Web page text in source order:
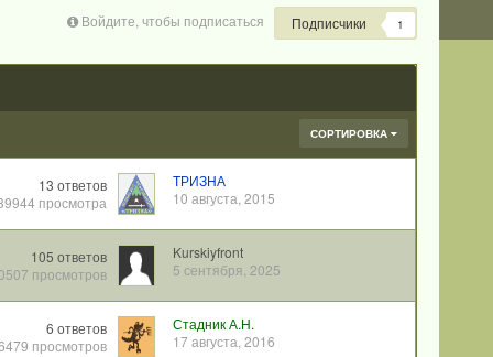
Войдите, чтобы подписаться Подписчики 1
СОРТИРОВКА
13 ответов
просмотра
ТРИЗНА
10 августа, 2015
105 ответов
просмотров
Kurskiyfront
5 сентября, 2025
6 ответов
просмотров
Стадник А.Н.
17 августа, 2016